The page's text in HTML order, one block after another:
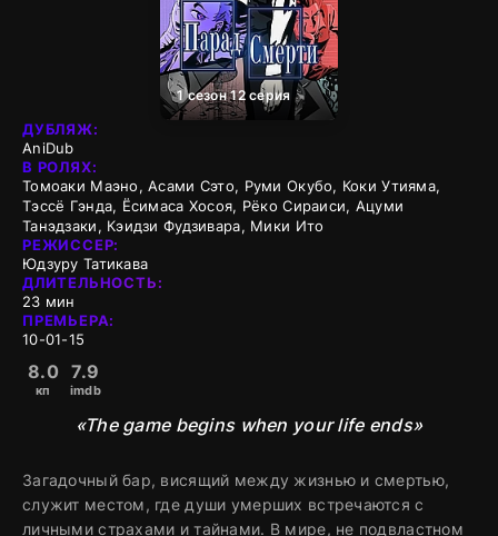
1 сезон 12 серия
ДУБЛЯЖ:
AniDub
В РОЛЯХ:
Томоаки Маэно, Асами Сэто, Руми Окубо, Коки Утияма,
Тэссё Гэнда, Ёсимаса Хосоя, Рёко Сираиси, Ацуми
Танэдзаки, Кэидзи Фудзивара, Мики Ито
РЕЖИССЕР:
Юдзуру Татикава
ДЛИТЕЛЬНОСТЬ:
23 мин
ПРЕМЬЕРА:
10-01-15
8.0
кп
7.9
imdb
«The game begins when your life ends»
Загадочный бар, висящий между жизнью и смертью,
служит местом, где души умерших встречаются с
личными страхами и тайнами. В мире, не подвластном